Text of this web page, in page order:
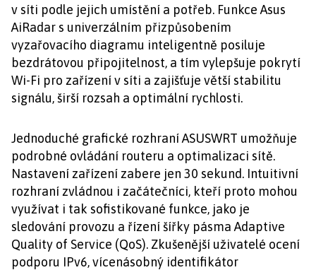
v síti podle jejich umístění a potřeb. Funkce Asus
AiRadar s univerzálním přizpůsobením
vyzařovacího diagramu inteligentně posiluje
bezdrátovou připojitelnost, a tím vylepšuje pokrytí
Wi-Fi pro zařízení v síti a zajišťuje větší stabilitu
signálu, širší rozsah a optimální rychlosti.
Jednoduché grafické rozhraní ASUSWRT umožňuje
podrobné ovládání routeru a optimalizaci sítě.
Nastavení zařízení zabere jen 30 sekund. Intuitivní
rozhraní zvládnou i začátečníci, kteří proto mohou
využívat i tak sofistikované funkce, jako je
sledování provozu a řízení šířky pásma Adaptive
Quality of Service (QoS). Zkušenější uživatelé ocení
podporu IPv6, vícenásobný identifikátor